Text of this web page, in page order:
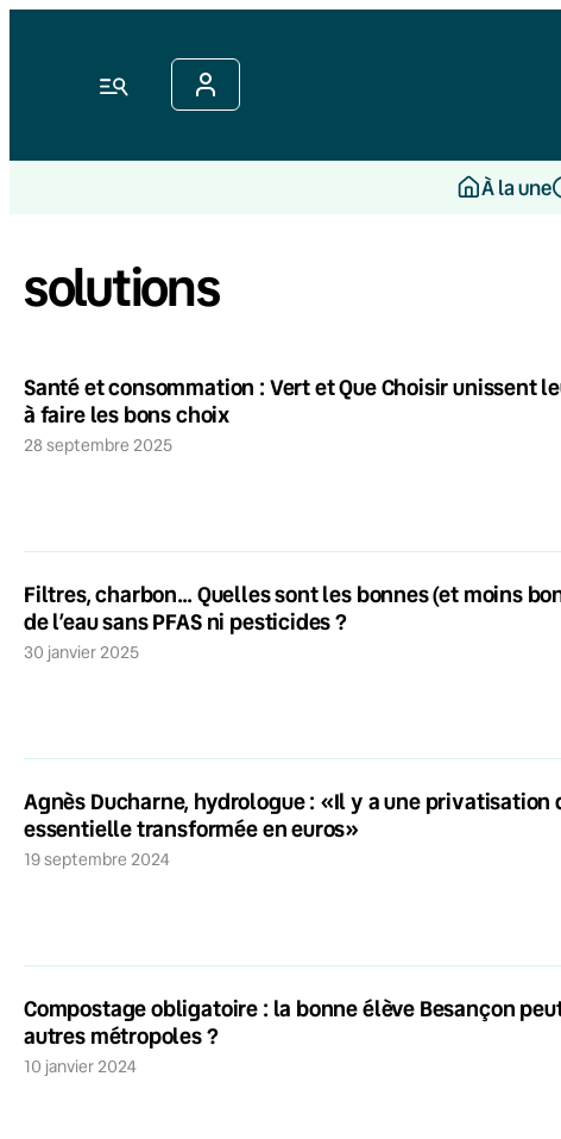
Menu
À la une
solutions
Santé et consommation : Vert et Que Choisir unissent
à faire les bons choix
28 septembre 2025
Filtres, charbon… Quelles sont les bonnes (et moins
de l’eau sans PFAS ni pesticides ?
30 janvier 2025
Agnès Ducharne, hydrologue : «Il y a une privatisation
essentielle transformée en euros»
19 septembre 2024
Compostage obligatoire : la bonne élève Besançon
autres métropoles ?
10 janvier 2024